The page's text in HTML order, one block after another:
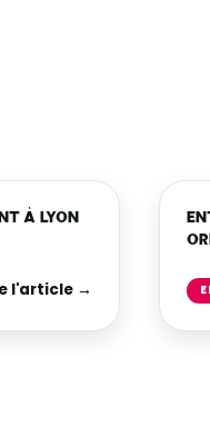
À LYON
l'article →